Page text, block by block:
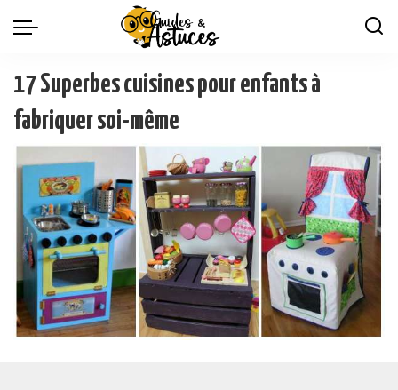
17 Superbes cuisines pour enfants à
fabriquer soi-même